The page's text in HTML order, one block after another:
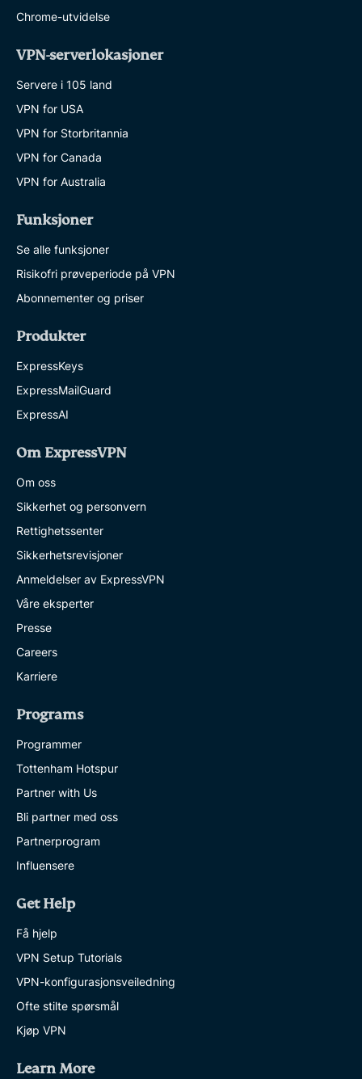
Chrome-utvidelse
VPN-serverlokasjoner
Servere i 105 land
VPN for USA
VPN for Storbritannia
VPN for Canada
VPN for Australia
Funksjoner
Se alle funksjoner
Risikofri prøveperiode på VPN
Abonnementer og priser
Produkter
ExpressKeys
ExpressMailGuard
ExpressAI
Om ExpressVPN
Om oss
Sikkerhet og personvern
Rettighetssenter
Sikkerhetsrevisjoner
Anmeldelser av ExpressVPN
Våre eksperter
Presse
Careers
Karriere
Programs
Programmer
Tottenham Hotspur
Partner with Us
Bli partner med oss
Partnerprogram
Influensere
Get Help
Få hjelp
VPN Setup Tutorials
VPN-konfigurasjonsveiledning
Ofte stilte spørsmål
Kjøp VPN
Learn More